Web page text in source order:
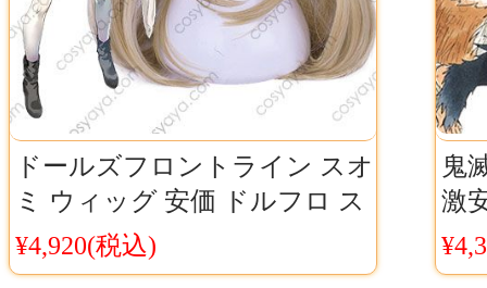
ドールズフロントライン スオ
ミ ウィッグ 安価 ドルフロ ス
オミ コスプレウィッグ
SUOMI KP31
¥4,920(税込)
鬼
激
平